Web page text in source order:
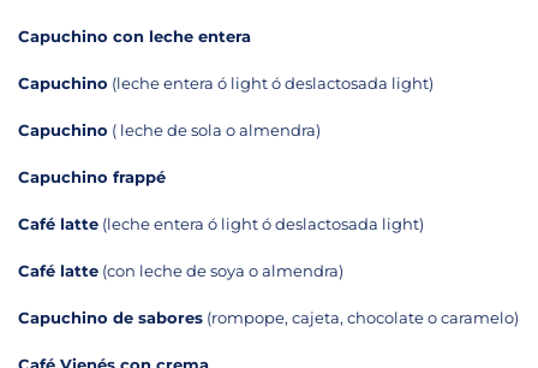
Capuchino con leche entera
Capuchino (leche entera ó light ó deslactosada light)
Capuchino ( leche de sola o almendra)
Capuchino frappé
Café latte (leche entera ó light ó deslactosada light)
Café latte (con leche de soya o almendra)
Capuchino de sabores (rompope, cajeta, chocolate o caramelo)
Café Vienés con crema